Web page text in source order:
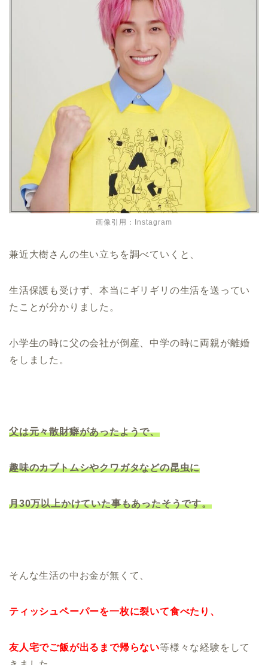
画像引用：Instagram
兼近大樹さんの生い立ちを調べていくと、
生活保護も受けず、本当にギリギリの生活を送ってい
たことが分かりました。
小学生の時に父の会社が倒産、中学の時に両親が離婚
をしました。
父は元々散財癖があったようで、
趣味のカブトムシやクワガタなどの昆虫に
月30万以上かけていた事もあったそうです。
そんな生活の中お金が無くて、
ティッシュペーパーを一枚に裂いて食べたり、
友人宅でご飯が出るまで帰らない等様々な経験をして